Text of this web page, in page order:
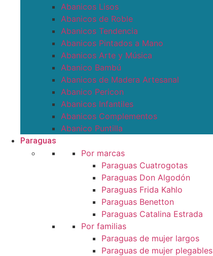
Abanicos Lisos
Abanicos de Roble
Abanicos Tendencia
Abanicos Pintados a Mano
Abanicos Arte y Música
Abanico Bambú
Abanicos de Madera Artesanal
Abanico Pericon
Abanicos Infantiles
Abanicos Complementos
Abanico Puntilla
Paraguas
Por marcas
Paraguas Cuatrogotas
Paraguas Don Algodón
Paraguas Frida Kahlo
Paraguas Benetton
Paraguas Catalina Estrada
Por familias
Paraguas de mujer largos
Paraguas de mujer plegables